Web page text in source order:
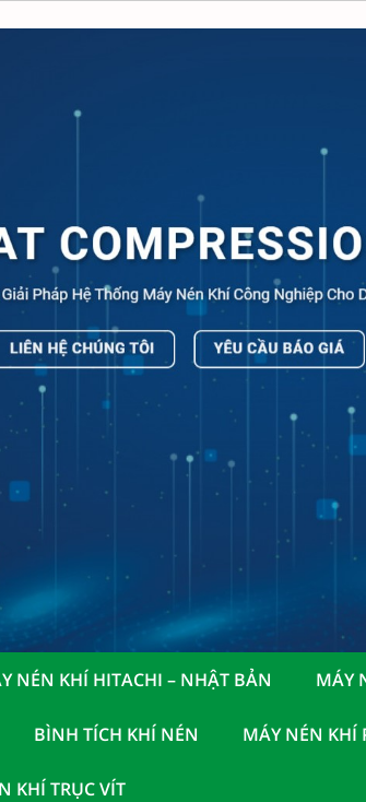
NÉN KHÍ HITACHI – NHẬT BẢN MÁY
BÌNH TÍCH KHÍ NÉN MÁY NÉN KHÍ
KHÍ TRỤC VÍT